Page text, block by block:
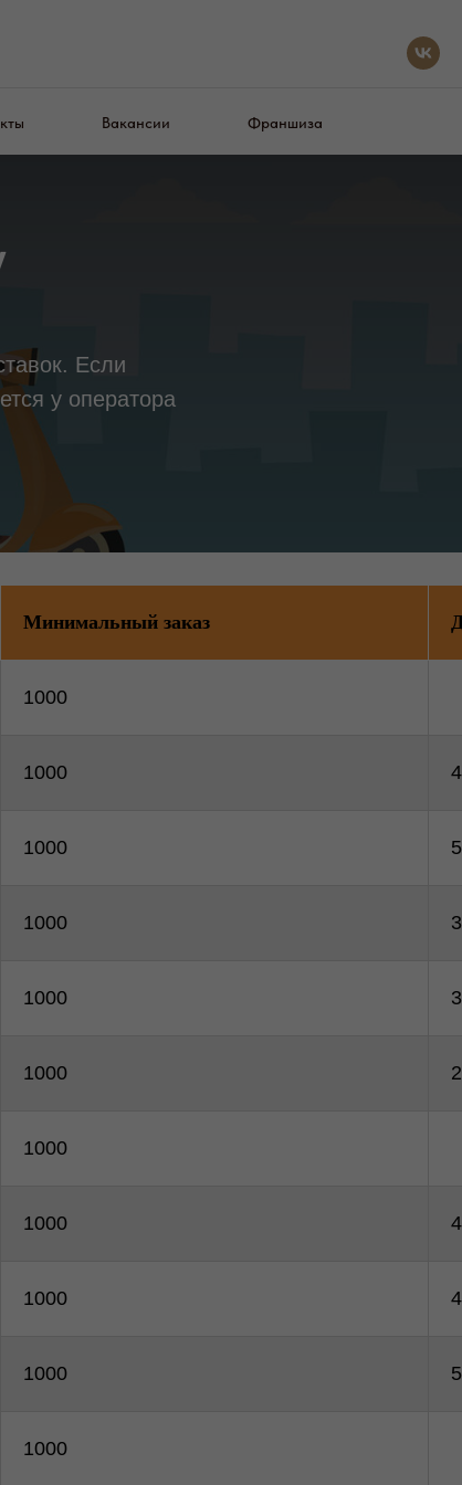
Вакансии Франшиза
Если
у оператора
Минимальный заказ
1000
1000
1000
1000
1000
1000
1000
1000
1000
1000
1000